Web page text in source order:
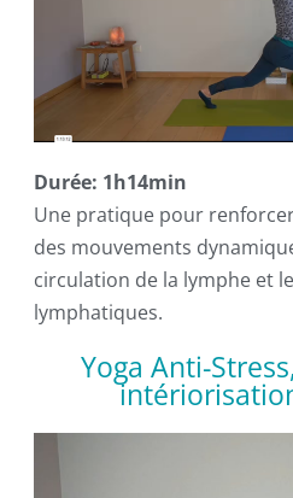
Durée: 1h14min
Une pratique pour
des mouvements
circulation de la lymphe et
lymphatiques.
Yoga Anti-